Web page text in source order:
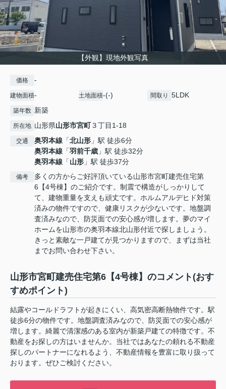
【外観】現地外観写真
価格 -
建物面積- 土地面積-(-) 間取り 5LDK
築年数 新築
所在地 山形県山形市宮町３丁目1-18
交通 奥羽本線 「北山形 」駅 徒歩6分
奥羽本線 「羽前千歳 」駅 徒歩32分
奥羽本線 「山形 」駅 徒歩37分
備考
多くの方からご好評頂いている山形市宮町建売住宅第
6【4号棟】のご紹介です。制震で構造がしっかりして
て、建物重量を支えも頑丈です。ホルムアルデヒド対策
済みの物件ですので、健康リスクが少ないです。地盤調
査済みなので、防災面での安心感が増します。夢のマイ
ホームを山形市の奥羽本線北山形付近で探しましょう。
きっと素敵な一戸建てが見つかりますので、まずは当社
までお問い合わせ下さい。
山形市宮町建売住宅第6【4号棟】のコメント(おす
すめポイント)
結露やコールドラフトが起きにくい、高気密高断熱物件です。駅
徒歩6分の物件です。地盤調査済みなので、防災面での安心感が
増します。綺麗で清潔感のある室内が新築戸建ての特徴です。不
動産をお探しの方はいませんか。当社ではあなたの頼れる不動産
探しのパートナーになれるよう、不動産情報を豊富に取り扱って
おります。ぜひご検討ください。